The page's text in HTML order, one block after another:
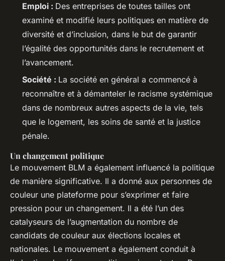
Emploi : Des entreprises de toutes tailles ont
examiné et modifié leurs politiques en matière de
diversité et d’inclusion, dans le but de garantir
l’égalité des opportunités dans le recrutement et
l’avancement.
Société : La société en général a commencé à
reconnaître et à démanteler le racisme systémique
dans de nombreux autres aspects de la vie, tels
que le logement, les soins de santé et la justice
pénale.
Un changement politique
Le mouvement BLM a également influencé la politique
de manière significative. Il a donné aux personnes de
couleur une plateforme pour s’exprimer et faire
pression pour un changement. Il a été l’un des
catalyseurs de l’augmentation du nombre de
candidats de couleur aux élections locales et
nationales. Le mouvement a également conduit à